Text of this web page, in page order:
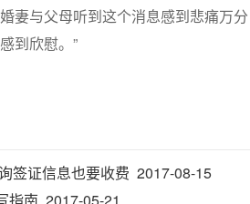
妻与父母听到这个消息感到悲痛万
到欣慰。”
签证信息也要收费 2017-08-15